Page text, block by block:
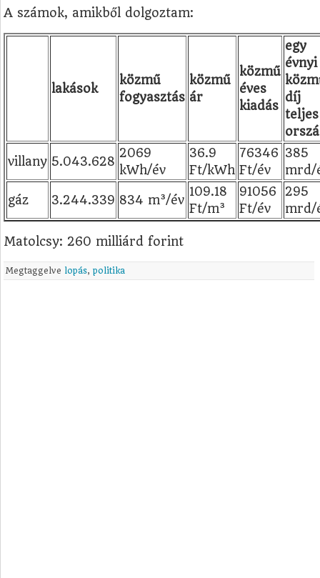
A számok, amikből dolgoztam:
lakások
közmű
fogyasztás
közmű
ár
közmű
éves
kiadás
egy
évnyi
díj
teljes
villany 5.043.628
2069
kWh/év
36.9
Ft/kWh
76346
Ft/év
385
mrd/
gáz 3.244.339 834 m³/év
109.18
Ft/m³
91056
Ft/év
295
mrd/
Matolcsy: 260 milliárd forint
Megtaggelve lopás,politika